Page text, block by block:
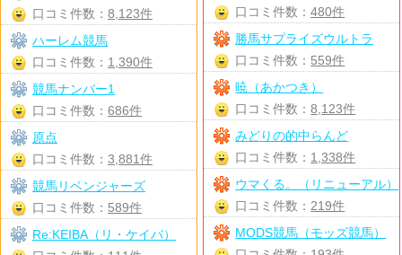
口コミ件数：480件
勝馬サプライズウルトラ
口コミ件数： 559件
暁（あかつき）
口コミ件数：8,123件
みどりの的中らんど
口コミ件数： 1,338件
ウマくる。（リニューアル）
口コミ件数： 219件
MODS競馬（モッズ競馬）
口コミ件数： 8,123件
ハーレム競馬
口コミ件数： 1,390件
競馬ナンバー1
口コミ件数： 686件
原点
口コミ件数： 3,881件
競馬リベンジャーズ
口コミ件数： 589件
Re:KEIBA（リ・ケイバ）